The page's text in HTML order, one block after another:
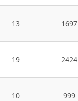
13 1697
19 2424
10 999